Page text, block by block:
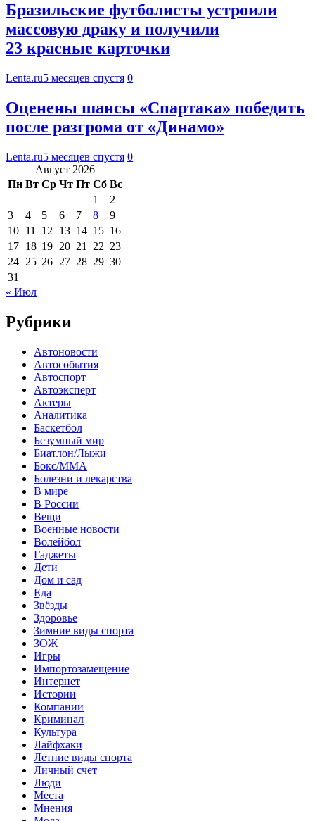
Бразильские футболисты устроили
массовую драку и получили
23 красные карточки
Lenta.ru5 месяцев спустя 0
Оценены шансы «Спартака» победить
после разгрома от «Динамо»
Lenta.ru5 месяцев спустя 0
Август 2026
Пн Вт Ср Чт Пт Сб Вс
1
2
3
4 5 6 7 8
9
10 11 12 13 14 15 16
17 18 19 20 21 22 23
24 25 26 27 28 29 30
31
« Июл
Рубрики
Автоновости
Автособытия
Автоспорт
Автоэксперт
Актеры
Аналитика
Баскетбол
Безумный мир
Биатлон/Лыжи
Бокс/MMA
Болезни и лекарства
В мире
В России
Вещи
Военные новости
Волейбол
Гаджеты
Дети
Дом и сад
Еда
Звёзды
Здоровье
Зимние виды спорта
ЗОЖ
Игры
Импортозамещение
Интернет
Истории
Компании
Криминал
Культура
Лайфхаки
Летние виды спорта
Личный счет
Люди
Места
Мнения